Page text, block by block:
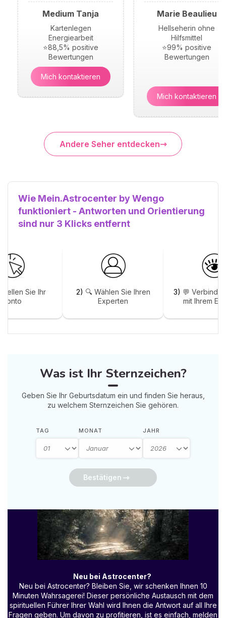
Medium Tanja
Kartenlegen
Energiearbeit
⭐88,5% positive
Bewertungen
Mich kontaktieren
Marie Beaulieu
Hellseherin ohne
Hilfsmittel
⭐99% positive
Bewertungen
Mich kontaktieren
Andere Seher entdecken
Wie Mein.Astrocenter by Wengo
funktioniert - Antworten und Orientierung
sind nur 3 Klicks entfernt
Sie Ihr
Konto
2) 🔍 Wählen Sie Ihren
Experten
3) 💬
mit Ihrem
Was ist Ihr Sternzeichen?
Geben Sie Ihr Geburtsdatum ein und finden Sie heraus,
zu welchem Sternzeichen Sie gehören.
TAG MONAT JAHR
Bestätigen
Neu bei Astrocenter?
Neu bei Astrocenter? Bleiben Sie, wir schenken Ihnen 10
Minuten Wahrsagerei! Dieser persönliche Austausch mit dem
spirituellen Führer Ihrer Wahl wird Ihnen die Antwort auf all Ihre
Fragen geben. Um davon zu profitieren, ist es einfach, melden